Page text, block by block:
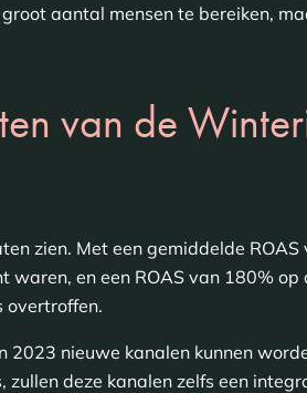
aantal mensen te bereiken,
van de
zien. Met een gemiddelde
en een ROAS van 180%
overtroffen.
nieuwe kanalen kunnen
deze kanalen zelfs een